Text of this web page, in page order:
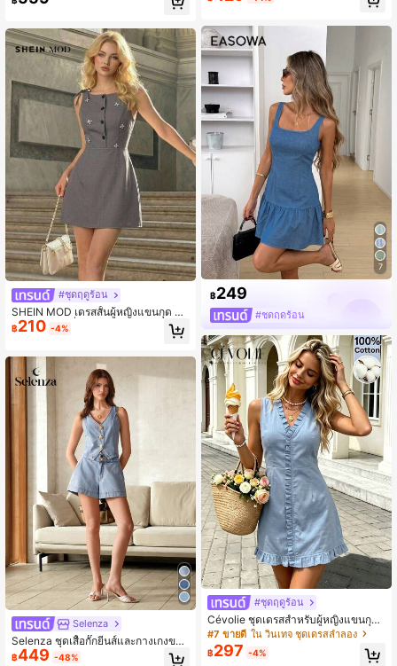
บ เดรสสีน้ำเงิน ชุดสำหรับงานปริญญา
#ชุดฤดูร้อน
SHEIN MOD เดรสสั้นผู้หญิงแขนกุด ผูก
ไหล่ กระดุมครึ่งตัว แต่งพลอยเทียม
฿210 -4%
Selenza
Selenza ชุดเสื้อกั๊กยีนส์และกางเกงขาสั้
นลำลองสำหรับผู้หญิง, ฤดูร้อน
฿449 -48%
ดเอว, สีพื้น, กระเป๋าหน้า, กระดุมหน้า, ชุ
งามสำหรับฤดูใบไม้ผลิ/ฤดูร้อน
7
฿249
#ชุดฤดูร้อน
#ชุดฤดูร้อน
Cévolie ชุดเดรสสำหรับผู้หญิงแขนกุด
ชายระบาย มีลวดลาย สำหรับการพักผ่อ
น
#7 ขายดี ใน วินเทจ ชุดเดรสลำลอง
฿297 -4%